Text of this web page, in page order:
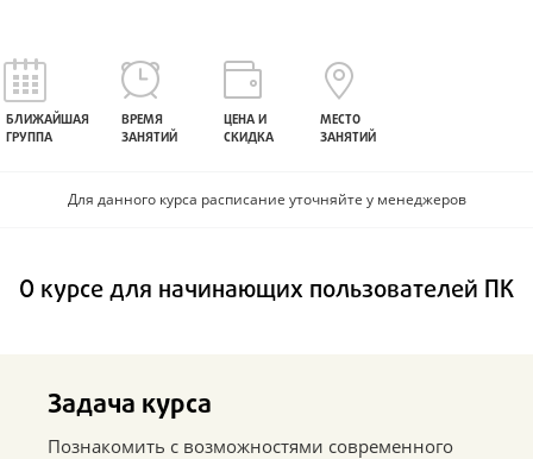
БЛИЖАЙШАЯ
ГРУППА
ВРЕМЯ
ЗАНЯТИЙ
ЦЕНА И
СКИДКА
МЕСТО
ЗАНЯТИЙ
Для данного курса расписание уточняйте у менеджеров
О курсе для начинающих пользователей ПК
Задача курса
Познакомить с возможностями современного